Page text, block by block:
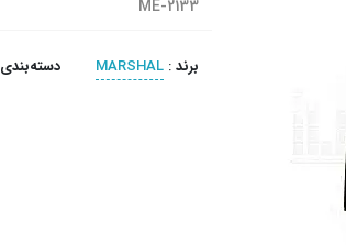
ME-2133
برند:
MARSHAL دسته‌بندی